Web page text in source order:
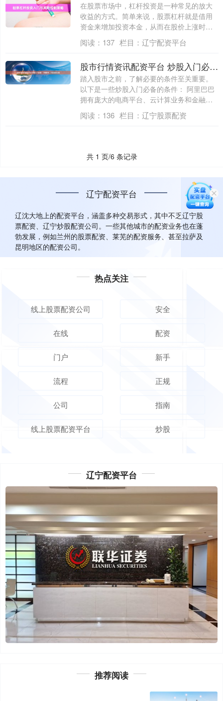
在股票市场中，杠杆投资是一种常见的放大
收益的方式。简单来说，股票杠杆就是借用
资金来增加投资本金，从而在股价上涨时获
得更高....
阅读： 137 栏目： 辽宁配资平台
股市行情资讯配资平台 炒股入门必备：了解条件，开启投资之旅
踏入股市之前，了解必要的条件至关重要。
以下是一些炒股入门必备的条件： 阿里巴巴
拥有庞大的电商平台、云计算业务和金融服
务等....
阅读： 136 栏目： 辽宁股票配资
共 1 页/6 条记录
辽宁配资平台
辽沈大地上的配资平台，涵盖多种交易形式，其中不乏辽宁股
票配资、辽宁炒股配资公司。一些其他城市的配资业务也在蓬
勃发展，例如兰州的股票配资、莱芜的配资服务、甚至拉萨及
昆明地区的配资公司。
热点关注
线上股票配资公司 安全
在线 配资
门户 新手
流程 正规
公司 指南
线上股票配资平台 炒股
辽宁配资平台
推荐阅读